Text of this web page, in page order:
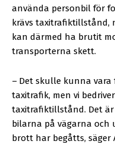
använda personbil för
krävs taxitrafiktillstånd,
kan därmed ha brutit
transporterna skett.
– Det skulle kunna
taxitrafik, men vi
taxitrafiktillstånd. Det
bilarna på vägarna
brott har begåtts,